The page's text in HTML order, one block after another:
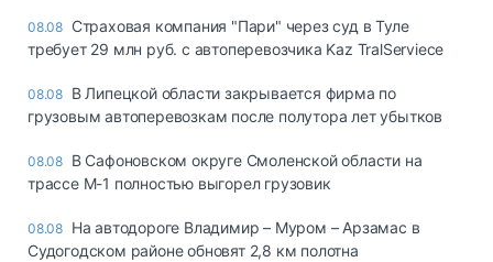
08.08 Страховая компания "Пари" через суд в Туле
требует 29 млн руб. с автоперевозчика Kaz TralServiece
08.08 В Липецкой области закрывается фирма по
грузовым автоперевозкам после полутора лет убытков
08.08 В Сафоновском округе Смоленской области на
трассе М-1 полностью выгорел грузовик
08.08 На автодороге Владимир – Муром – Арзамас в
Судогодском районе обновят 2,8 км полотна